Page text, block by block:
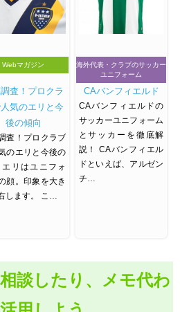
Webマガジン
査！プロクラ
気のエリと今
後の傾向
査！プロクラブ
のエリと今後の
リはユニフォ
顔。印象を大き
します。 こ…
海外代表・クラブのサッカー
ユニフォーム
CAバンフィエルド
CAバンフィエルドの
サッカーユニフォーム
とサッカーを徹底解
説！ CAバンフィエル
ドといえば、アルゼン
チ…
談したり、メモ代わ